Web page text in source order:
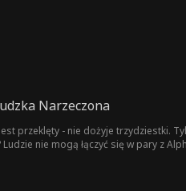
Narzeczona
przeklęty - nie dożyje trzydziestki.
Ludzie nie mogą łączyć się w pary z